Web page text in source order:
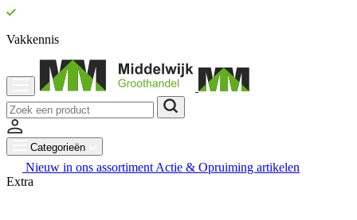
Vakkennis
Categorieën
Nieuw in ons assortiment Actie & Opruiming artikelen
Extra